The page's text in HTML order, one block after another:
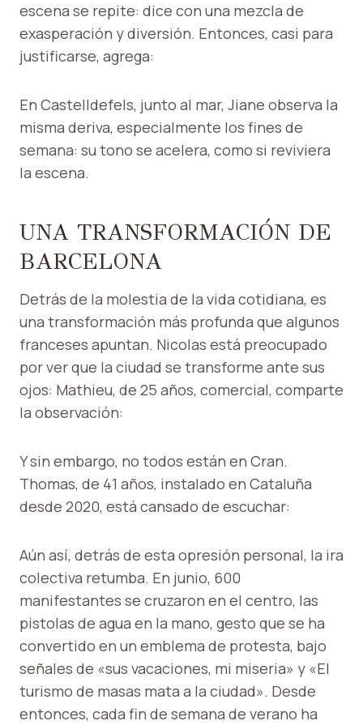
escena se repite: dice con una mezcla de
exasperación y diversión. Entonces, casi para
justificarse, agrega:
En Castelldefels, junto al mar, Jiane observa la
misma deriva, especialmente los fines de
semana: su tono se acelera, como si reviviera
la escena.
UNA TRANSFORMACIÓN DE
BARCELONA
Detrás de la molestia de la vida cotidiana, es
una transformación más profunda que algunos
franceses apuntan. Nicolas está preocupado
por ver que la ciudad se transforme ante sus
ojos: Mathieu, de 25 años, comercial, comparte
la observación:
Y sin embargo, no todos están en Cran.
Thomas, de 41 años, instalado en Cataluña
desde 2020, está cansado de escuchar:
Aún así, detrás de esta opresión personal, la ira
colectiva retumba. En junio, 600
manifestantes se cruzaron en el centro, las
pistolas de agua en la mano, gesto que se ha
convertido en un emblema de protesta, bajo
señales de «sus vacaciones, mi miseria» y «El
turismo de masas mata a la ciudad». Desde
entonces, cada fin de semana de verano ha